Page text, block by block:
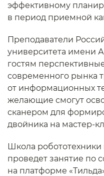
эффективному
в период приемной
Преподаватели
университета имени
гостям
современного рынка
от информационных
желающие смогут
сканером для
двойника на мастер-
Школа
проведет занятие по
на платформе